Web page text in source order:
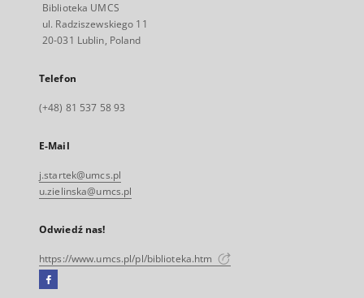
Biblioteka UMCS
ul. Radziszewskiego 11
20-031 Lublin, Poland
Telefon
(+48) 81 537 58 93
E-Mail
j.startek@umcs.pl
u.zielinska@umcs.pl
Odwiedź nas!
https://www.umcs.pl/pl/biblioteka.htm
Facebook